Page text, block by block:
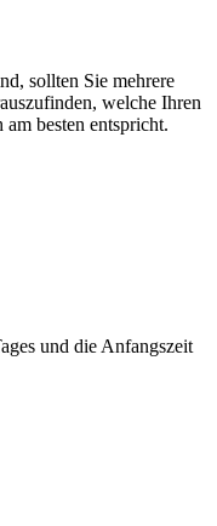
sollten Sie mehrere
welche Ihren
besten entspricht.
und die Anfangszeit